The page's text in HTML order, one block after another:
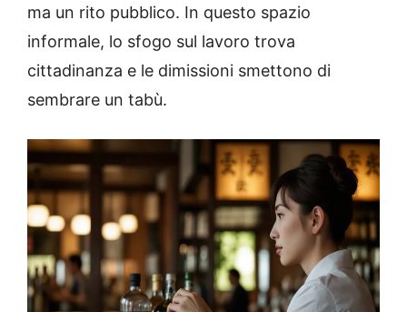
ma un rito pubblico. In questo spazio
informale, lo sfogo sul lavoro trova
cittadinanza e le dimissioni smettono di
sembrare un tabù.